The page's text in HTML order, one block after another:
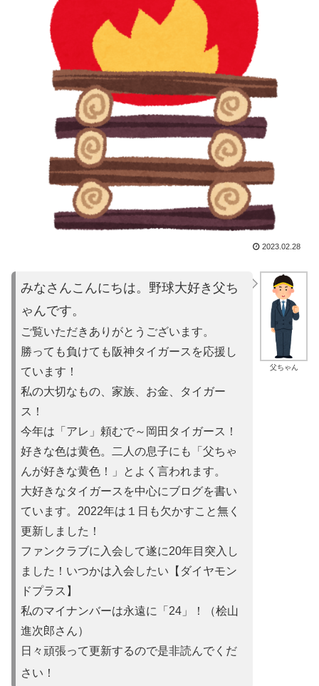
2023.02.28
父ちゃん
みなさんこんにちは。野球大好き父ち
ゃんです。
ご覧いただきありがとうございます。
勝っても負けても阪神タイガースを応援し
ています！
私の大切なもの、家族、お金、タイガー
ス！
今年は「アレ」頼むで～岡田タイガース！
好きな色は黄色。二人の息子にも「父ちゃ
んが好きな黄色！」とよ く言われます。
大好きなタイガースを中心にブログを書い
ています。2022年は １日も欠かすこと無く
更新しました！
ファンクラブに入会して遂に20年目突入し
ました！いつかは入会 したい【ダイヤモン
ドプラス】
私のマイナンバーは永遠に「24」！（桧山
進次郎さん）
日々頑張って更新するので是非読んでくだ
さい！